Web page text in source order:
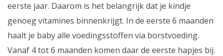
eerste jaar. Daarom is het belangrijk dat je kindje
genoeg vitamines binnenkrijgt. In de eerste 6 maanden
haalt je baby alle voedingsstoffen via borstvoeding.
Vanaf 4 tot 6 maanden komen daar de eerste hapjes bij.